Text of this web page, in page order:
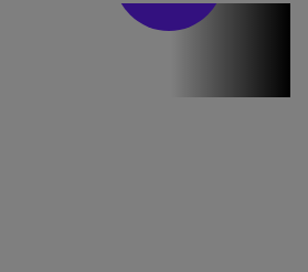
Stirile PRO TV